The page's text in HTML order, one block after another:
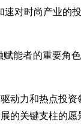
对时尚产业的
能者的重要
力和热点投
的关键支柱的愿